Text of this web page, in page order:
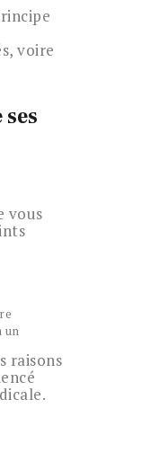
voire
vous
un
raisons